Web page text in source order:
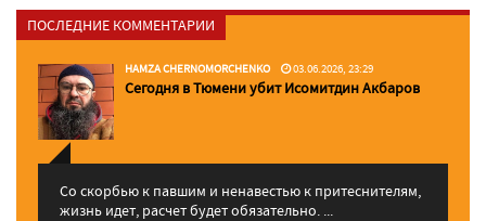
ПОСЛЕДНИЕ КОММЕНТАРИИ
HAMZA CHERNOMORCHENKO 03.06.2026, 23:29
Сегодня в Тюмени убит Исомитдин Акбаров
Со скорбью к павшим и ненавестью к притеснителям,
жизнь идет, расчет будет обязательно. ...